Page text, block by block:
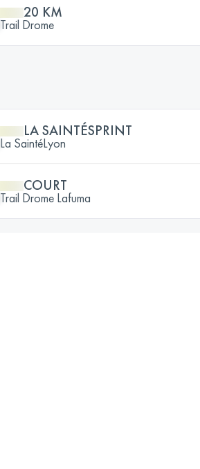
20 KM
Trail Drome
LA SAINTÉSPRINT
La SaintéLyon
COURT
Trail Drome Lafuma